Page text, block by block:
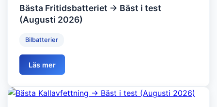
Bästa Fritidsbatteriet → Bäst i test
(Augusti 2026)
Bilbatterier
Läs mer